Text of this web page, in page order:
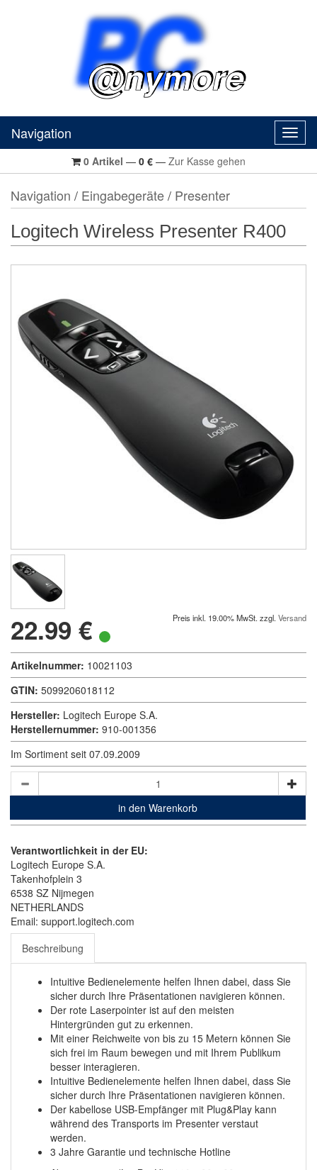
Navigation
0 Artikel — 0 € — Zur Kasse gehen
Navigation / Eingabegeräte/ Presenter
Logitech Wireless Presenter R400
22.99 € Preis inkl. 19.00% MwSt. zzgl. Versand
Artikelnummer: 10021103
GTIN: 5099206018112
Hersteller: Logitech Europe S.A.
Herstellernummer: 910-001356
Im Sortiment seit 07.09.2009
in den Warenkorb
Verantwortlichkeit in der EU:
Logitech Europe S.A.
Takenhofplein 3
6538 SZ Nijmegen
NETHERLANDS
Email: support.logitech.com
Beschreibung
Intuitive Bedienelemente helfen Ihnen dabei, dass Sie
sicher durch Ihre Präsentationen navigieren können.
Der rote Laserpointer ist auf den meisten
Hintergründen gut zu erkennen.
Mit einer Reichweite von bis zu 15 Metern können Sie
sich frei im Raum bewegen und mit Ihrem Publikum
besser interagieren.
Intuitive Bedienelemente helfen Ihnen dabei, dass Sie
sicher durch Ihre Präsentationen navigieren können.
Der kabellose USB-Empfänger mit Plug&Play kann
während des Transports im Presenter verstaut
werden.
3 Jahre Garantie und technische Hotline